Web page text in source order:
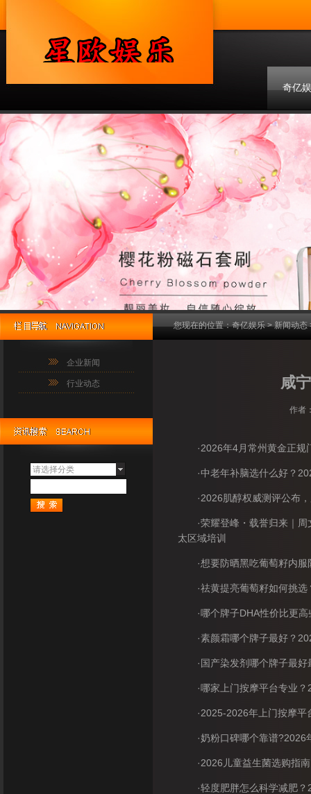
奇亿
联系
企业新闻
行业动态
请选择分类
咸
作者
·2026年4月常州黄金正规
·中老年补脑选什么好？
·2026肌醇权威测评公布，
·荣耀登峰・载誉归来｜周
太区域培训
·想要防晒黑吃葡萄籽内服
·祛黄提亮葡萄籽如何挑选
·哪个牌子DHA性价比更高
·素颜霜哪个牌子最好？
·国产染发剂哪个牌子最好
·哪家上门按摩平台专业？
·2025-2026年上门按摩平
·奶粉口碑哪个靠谱?2026
·2026儿童益生菌选购指南
·轻度肥胖怎么科学减肥？
您现在的位置：奇亿娱乐>新闻动态